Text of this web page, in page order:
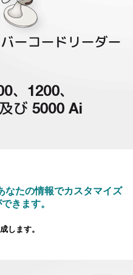
なたの情報でカスタマイズ
きます。
します。